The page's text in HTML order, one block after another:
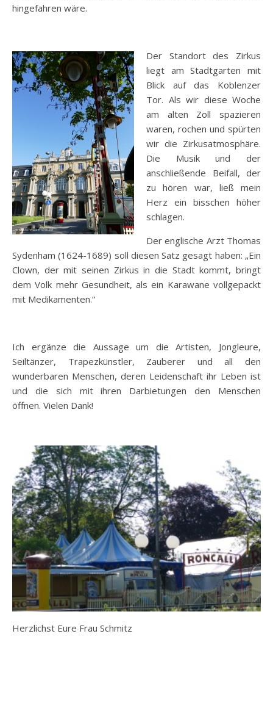
hingefahren wäre.
Der Standort des Zirkus
liegt am Stadtgarten mit
Blick auf das Koblenzer
Tor. Als wir diese Woche
am alten Zoll spazieren
waren, rochen und spürten
wir die Zirkusatmosphäre.
Die Musik und der
anschließende Beifall, der
zu hören war, ließ mein
Herz ein bisschen höher
schlagen.
Der englische Arzt Thomas
Sydenham (1624-1689) soll diesen Satz gesagt haben: „Ein
Clown, der mit seinen Zirkus in die Stadt kommt, bringt
dem Volk mehr Gesundheit, als ein Karawane vollgepackt
mit Medikamenten.“
Ich ergänze die Aussage um die Artisten, Jongleure,
Seiltänzer, Trapezkünstler, Zauberer und all den
wunderbaren Menschen, deren Leidenschaft ihr Leben ist
und die sich mit ihren Darbietungen den Menschen
öffnen. Vielen Dank!
Herzlichst Eure Frau Schmitz